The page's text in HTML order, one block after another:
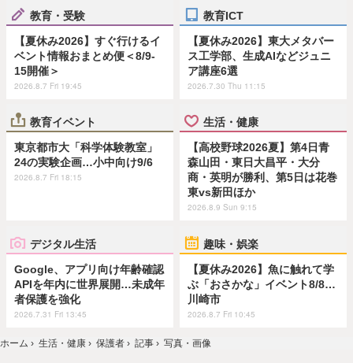
教育・受験
【夏休み2026】すぐ行けるイ
ベント情報おまとめ便＜8/9-
15開催＞
2026.8.7 Fri 19:45
教育ICT
【夏休み2026】東大メタバー
ス工学部、生成AIなどジュニ
ア講座6選
2026.7.30 Thu 11:15
教育イベント
東京都市大「科学体験教室」
24の実験企画…小中向け9/6
2026.8.7 Fri 18:15
生活・健康
【高校野球2026夏】第4日青
森山田・東日大昌平・大分
商・英明が勝利、第5日は花巻
東vs新田ほか
2026.8.9 Sun 9:15
デジタル生活
Google、アプリ向け年齢確認
APIを年内に世界展開…未成年
者保護を強化
2026.7.31 Fri 13:45
趣味・娯楽
【夏休み2026】魚に触れて学
ぶ「おさかな」イベント8/8…
川崎市
2026.8.7 Fri 10:45
ホーム › 生活・健康 › 保護者 › 記事 › 写真・画像